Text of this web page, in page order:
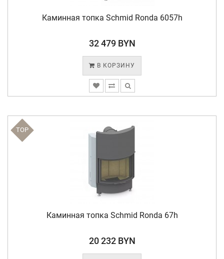
Каминная топка Schmid Ronda 6057h
32 479 BYN
В КОРЗИНУ
TOP
Каминная топка Schmid Ronda 67h
20 232 BYN